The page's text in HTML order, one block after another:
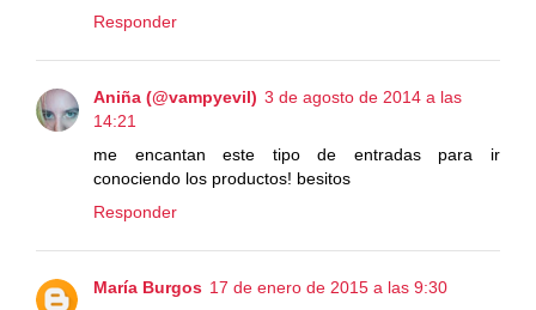
Responder
Aniña (@vampyevil) 3 de agosto de 2014 a las
14:21
me encantan este tipo de entradas para ir
conociendo los productos! besitos
Responder
María Burgos 17 de enero de 2015 a las 9:30